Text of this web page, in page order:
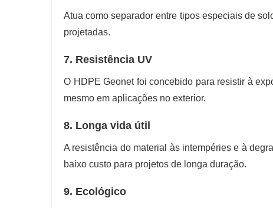
Atua como separador entre tipos especiais de
projetadas.
7. Resistência UV
O HDPE Geonet foi concebido para resistir à
mesmo em aplicações no exterior.
8. Longa vida útil
A resistência do material às intempéries e à
baixo custo para projetos de longa duração.
9. Ecológico